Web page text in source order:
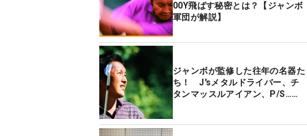
00Y飛ばす秘密とは？【ジャンボ
軍団が解説】
ジャンボが監修した往年の名器た
ち！ J'sメタルドライバー、チ
タンマッスルアイアン、P/S……